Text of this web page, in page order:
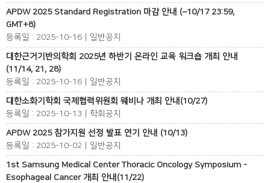
APDW 2025 Standard Registration 마감 안내 (~10/17 23:59,
GMT+8)
등록일 : 2025-10-16 | 일반공지
대한근거기반의학회 2025년 하반기 온라인 교육 워크숍 개최 안내
(11/14, 21, 28)
등록일 : 2025-10-16 | 일반공지
대한소화기학회 국제협력위원회 웨비나 개최 안내(10/27)
등록일 : 2025-10-13 | 학회공지
APDW 2025 참가지원 선정 발표 연기 안내 (10/13)
등록일 : 2025-10-02 | 일반공지
1st Samsung Medical Center Thoracic Oncology Symposium -
Esophageal Cancer 개최 안내(11/22)